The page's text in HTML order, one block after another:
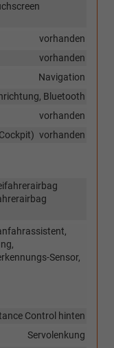
vorhanden
vorhanden
Navigation
Bluetooth
vorhanden
vorhanden
Sensor,
Control hinten
Servolenkung